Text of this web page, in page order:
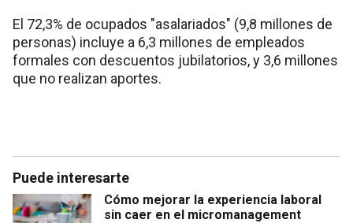
El 72,3% de ocupados "asalariados" (9,8 millones de
personas) incluye a 6,3 millones de empleados
formales con descuentos jubilatorios, y 3,6 millones
que no realizan aportes.
Puede interesarte
Cómo mejorar la experiencia laboral
sin caer en el micromanagement